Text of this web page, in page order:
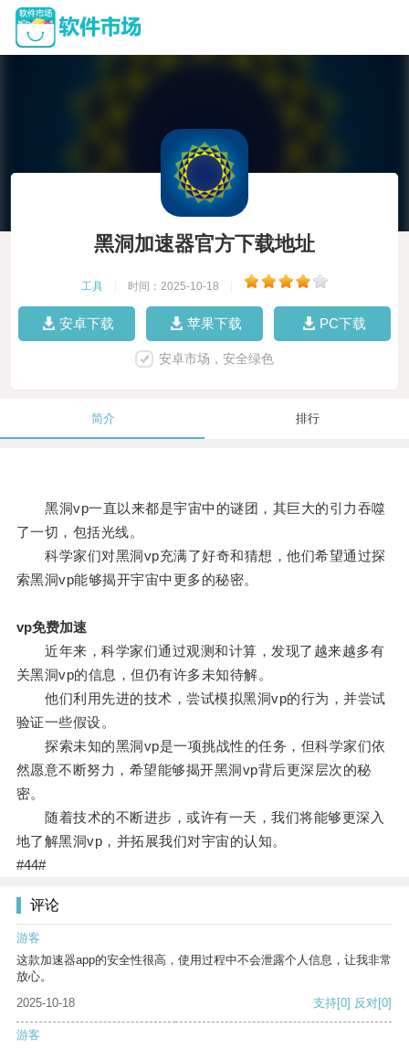
黑洞加速器官方下载地址
工具 时间：2025-10-18
安卓下载 苹果下载 PC下载
安卓市场，安全绿色
简介 排行
黑洞vp一直以来都是宇宙中的谜团，其巨大的引力吞噬
了一切，包括光线。
科学家们对黑洞vp充满了好奇和猜想，他们希望通过探
索黑洞vp能够揭开宇宙中更多的秘密。
vp免费加速
近年来，科学家们通过观测和计算，发现了越来越多有
关黑洞vp的信息，但仍有许多未知待解。
他们利用先进的技术，尝试模拟黑洞vp的行为，并尝试
验证一些假设。
探索未知的黑洞vp是一项挑战性的任务，但科学家们依
然愿意不断努力，希望能够揭开黑洞vp背后更深层次的秘
密。
随着技术的不断进步，或许有一天，我们将能够更深入
地了解黑洞vp，并拓展我们对宇宙的认知。
#44#
评论
游客
这款加速器app的安全性很高，使用过程中不会泄露个人信息，让我非常
放心。
2025-10-18
支持[0] 反对[0]
游客